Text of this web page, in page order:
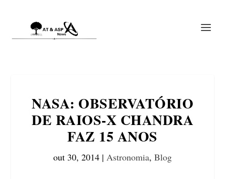
NASA: OBSERVATÓRIO
DE RAIOS-X CHANDRA
FAZ 15 ANOS
out 30, 2014 | Astronomia, Blog